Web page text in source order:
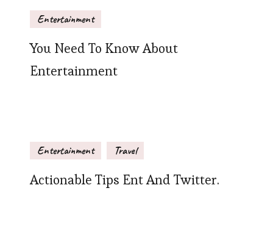
Entertainment
You Need To Know About
Entertainment
Entertainment Travel
Actionable Tips Ent And Twitter.